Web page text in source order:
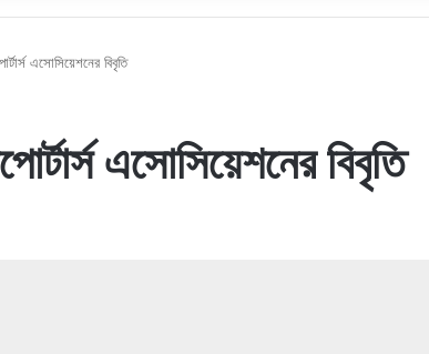
এসোসিয়েশনের বিবৃতি
এসোসিয়েশনের বিবৃতি